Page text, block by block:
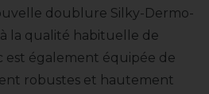
doublure Silky-Dermo-
la qualité habituelle de
est également équipée de
robustes et hautement